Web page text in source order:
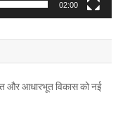
02:00
और आधारभूत विकास को नई